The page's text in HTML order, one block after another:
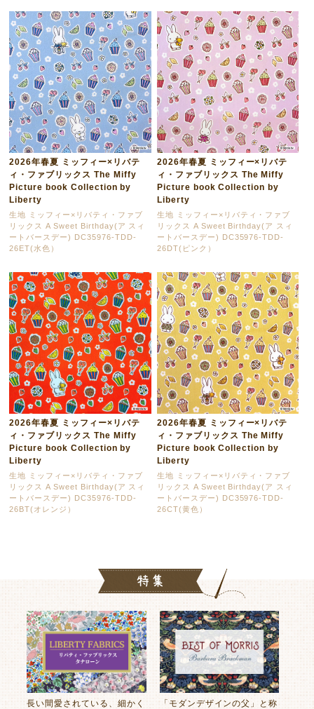
2026年春夏 ミッフィー×リバテ
ィ・ファブリックス The Miffy
Picture book Collection by
Liberty
生地 ミッフィー×リバティ・ファブ
リックス A Sweet Birthday(ア スィ
ートバースデー) DC35976-TDD-
26ET(水色）
2026年春夏 ミッフィー×リバテ
ィ・ファブリックス The Miffy
Picture book Collection by
Liberty
生地 ミッフィー×リバティ・ファブ
リックス A Sweet Birthday(ア スィ
ートバースデー) DC35976-TDD-
26DT(ピンク）
2026年春夏 ミッフィー×リバテ
ィ・ファブリックス The Miffy
Picture book Collection by
Liberty
生地 ミッフィー×リバティ・ファブ
リックス A Sweet Birthday(ア スィ
ートバースデー) DC35976-TDD-
26BT(オレンジ）
2026年春夏 ミッフィー×リバテ
ィ・ファブリックス The Miffy
Picture book Collection by
Liberty
生地 ミッフィー×リバティ・ファブ
リックス A Sweet Birthday(ア スィ
ートバースデー) DC35976-TDD-
26CT(黄色）
長い間愛されている、細かく
「モダンデザインの父」と称